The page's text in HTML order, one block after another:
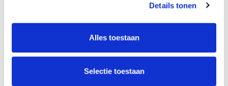
Details tonen
Alles toestaan
Selectie toestaan
Musical Improv Theatre